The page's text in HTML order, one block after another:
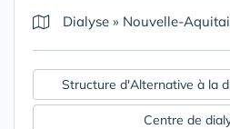
Dialyse » Nouvelle-
Structure d'Alternative à la
Centre de